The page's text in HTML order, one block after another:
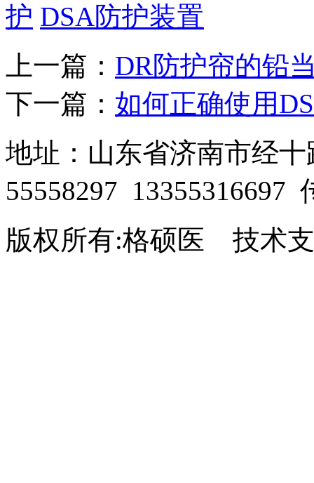
护 DSA防护装置
上一篇： DR防护帘的铅
下一篇： 如何正确使用
地址：山东省济南市经
55558297 13355316697
版权所有:格硕医 技术